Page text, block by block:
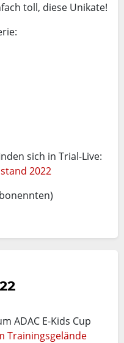
toll, diese Unikate!
sich in Trial-Live:
2022
ADAC E-Kids Cup
Trainingsgelände